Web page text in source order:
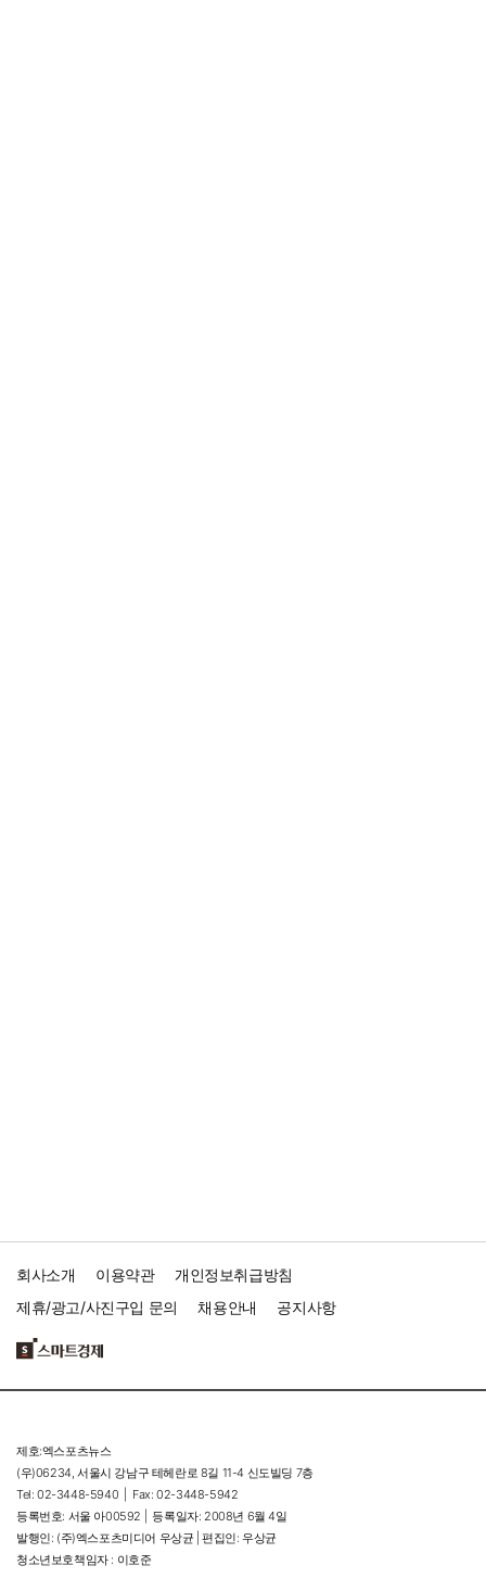
회사소개 이용약관
개인정보취급방침
제휴/광고/사진구입 문의
채용안내 공지사항
제호:엑스포츠뉴스
(우)06234, 서울시 강남구 테헤란로 8길 11-4 신도빌딩 7층
Tel: 02-3448-5940 |
Fax: 02-3448-5942
등록번호: 서울 아00592 |
등록일자: 2008년 6월 4일
발행인: (주)엑스포츠미디어 우상균 | 편집인: 우상균
청소년보호책임자 : 이호준